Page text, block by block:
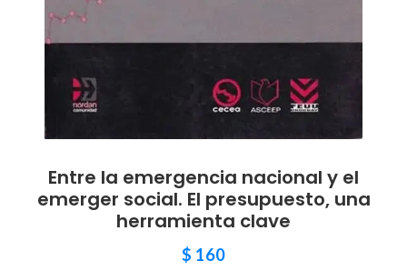
Entre la emergencia nacional y el
emerger social. El presupuesto, una
herramienta clave
$ 160